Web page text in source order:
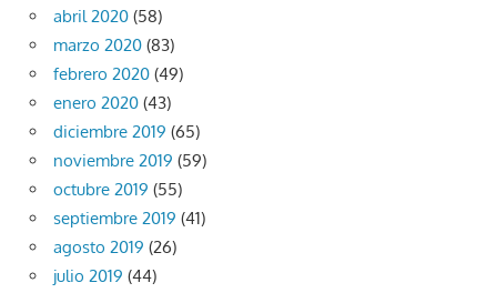
abril 2020 (58)
marzo 2020 (83)
febrero 2020 (49)
enero 2020 (43)
diciembre 2019 (65)
noviembre 2019 (59)
octubre 2019 (55)
septiembre 2019 (41)
agosto 2019 (26)
julio 2019 (44)